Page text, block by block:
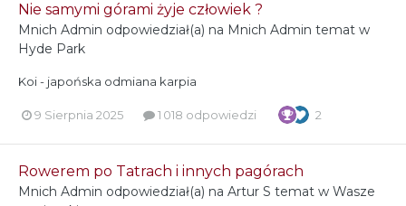
Nie samymi górami żyje człowiek ?
Mnich Admin odpowiedział(a) na Mnich Admin temat w
Hyde Park
Koi - japońska odmiana karpia
9 Sierpnia 2025 1 018 odpowiedzi 2
Rowerem po Tatrach i innych pagórach
Mnich Admin odpowiedział(a) na Artur S temat w Wasze